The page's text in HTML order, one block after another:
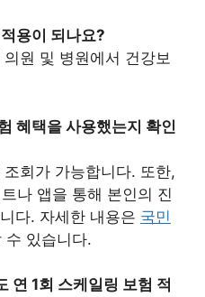
용이 되나요?
원 및 병원에서 건강보
혜택을 사용했는지 확인
회가 가능합니다. 또한,
나 앱을 통해 본인의 진
다. 자세한 내용은 국민
수 있습니다.
연 1회 스케일링 보험 적